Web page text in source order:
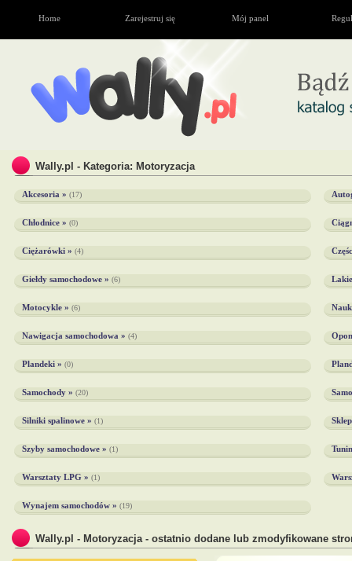
Home Zarejestruj się Mój panel
Wally.pl - Kategoria: Motoryzacja
Akcesoria » (17)
Chłodnice » (0)
Ciężarówki » (4)
Giełdy samochodowe » (6)
Motocykle » (6)
Nawigacja samochodowa » (4)
Plandeki » (0)
Samochody » (20)
Silniki spalinowe » (1)
Szyby samochodowe » (1)
Warsztaty LPG » (1)
Wynajem samochodów » (19)
Wally.pl - Motoryzacja - ostatnio dodane lub zmodyfikowane